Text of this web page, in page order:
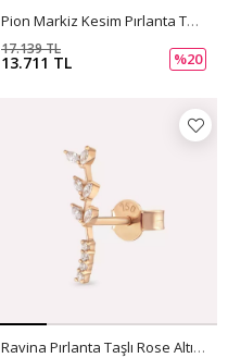
Pion Markiz Kesim Pırlanta Taşlı Rose Altın Tek Küpe
13.711 TL
17.139 TL
%20
Ravina Pırlanta Taşlı Rose Altın Tek Küpe